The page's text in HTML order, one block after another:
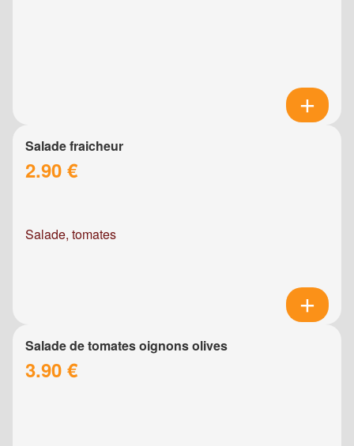
Salade fraicheur
2.90 €
Salade, tomates
Salade de tomates oignons olives
3.90 €